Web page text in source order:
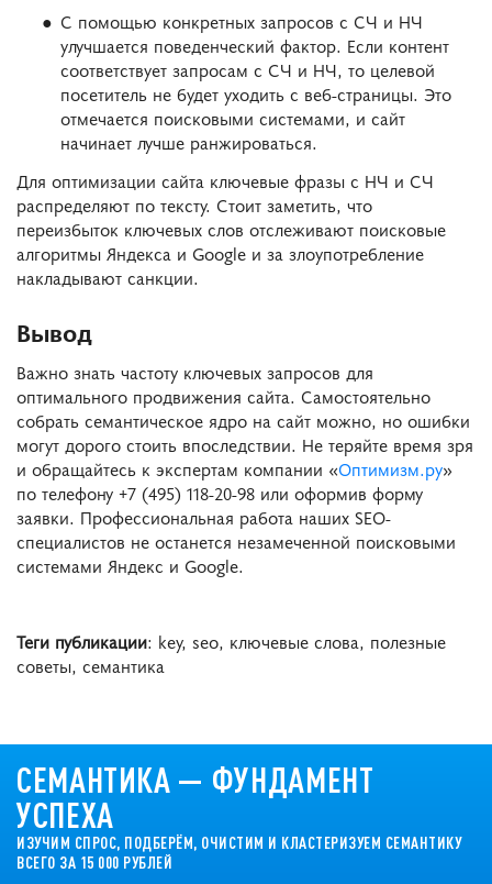
С помощью конкретных запросов с СЧ и НЧ
улучшается поведенческий фактор. Если контент
соответствует запросам с СЧ и НЧ, то целевой
посетитель не будет уходить с веб-страницы. Это
отмечается поисковыми системами, и сайт
начинает лучше ранжироваться.
Для оптимизации сайта ключевые фразы с НЧ и СЧ
распределяют по тексту. Стоит заметить, что
переизбыток ключевых слов отслеживают поисковые
алгоритмы Яндекса и Google и за злоупотребление
накладывают санкции.
Вывод
Важно знать частоту ключевых запросов для
оптимального продвижения сайта. Самостоятельно
собрать семантическое ядро на сайт можно, но ошибки
могут дорого стоить впоследствии. Не теряйте время зря
и обращайтесь к экспертам компании «Оптимизм.ру»
по телефону +7 (495) 118-20-98 или оформив форму
заявки. Профессиональная работа наших SEO-
специалистов не останется незамеченной поисковыми
системами Яндекс и Google.
Теги публикации: key, seo, ключевые слова, полезные
советы, семантика
СЕМАНТИКА — ФУНДАМЕНТ
УСПЕХА
ИЗУЧИМ СПРОС, ПОДБЕРЁМ, ОЧИСТИМ И КЛАСТЕРИЗУЕМ СЕМАНТИКУ
ВСЕГО ЗА 15 000 РУБЛЕЙ